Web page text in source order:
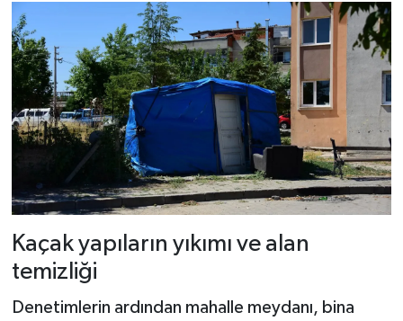
Kaçak yapıların yıkımı ve alan
temizliği
Denetimlerin ardından mahalle meydanı, bina